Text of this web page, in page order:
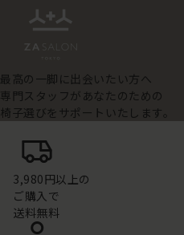
最高の一脚に出会いたい方へ
専門スタッフがあなたのための
椅子選びをサポートいたします。
3,980円以上の
ご購入で
送料無料